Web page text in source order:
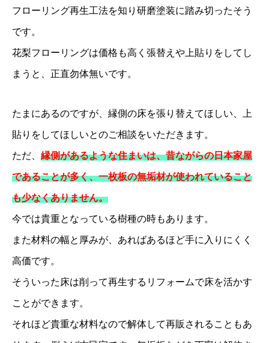
フローリング再生工法を知り研磨塗装に踏み切ったそう
です。
花梨フローリングは価格も高く張替えや上貼りをしてし
まうと、正直勿体無いです。
たまにあるのですが、縁側の床を張り替えてほしい、上
貼りをしてほしいとのご相談をいただきます。
ただ、 縁側があるような住まいは、昔ながらの日本家屋
であることが多く、一枚板の無垢材が使われていること
も少なくありません。
今では貴重となっている樹種の時もあります。
また材料の幅と厚みが、あればあるほど手に入りにくく
高価です。
そういった床は削って再生するリフォームで床を活かす
ことができます。
それほど貴重な材料なので解体して再販されることもあ